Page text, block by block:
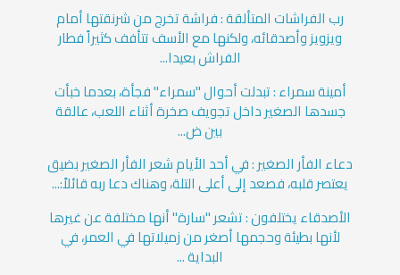
رب الفراشات المتألقة : فراشة تخرج من شرنقتها أمام
ويزويز وأصدقائه، ولكنها مع الأسف تتأفف كثيراً فطار
الفراش بعيدا...
أمينة سمراء : تبدلت أحوال "سمراء" فجأة، بعدما خبأت
جسدها الصغير داخل تجويف صخرة أثناء اللعب، عالقة
بين ض...
دعاء الفأر الصغير : في أحد الأيام شعر الفأر الصغير بضيق
يعتصر قلبه، فصعد إلى أعلى التلة، وهناك دعا ربه قائلاً:...
الأصدقاء يختلفون : تشعر "سارة" أنها مختلفة عن غيرها
لأنها بطيئة وحجمها أصغر من زميلاتها في العمر، في
البداية ...